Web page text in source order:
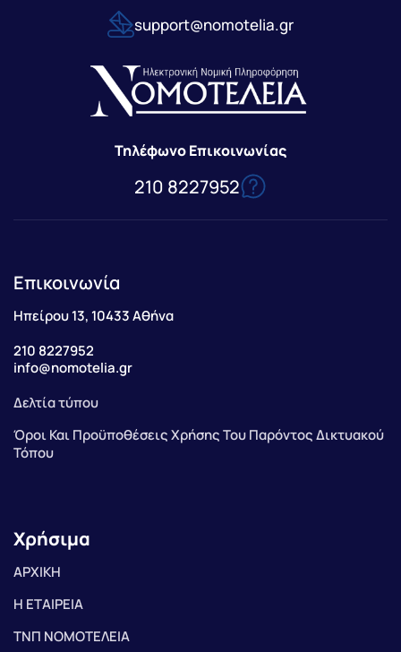
support@nomotelia.gr
Τηλέφωνο Επικοινωνίας
210 8227952
Επικοινωνία
Ηπείρου 13, 10433 Αθήνα
210 8227952
info@nomotelia.gr
Δελτία τύπου
Όροι Και Προϋποθέσεις Χρήσης Του Παρόντος Δικτυακού
Τόπου
Χρήσιμα
ΑΡΧΙΚΗ
Η ΕΤΑΙΡΕΙΑ
ΤΝΠ ΝΟΜΟΤΕΛΕΙΑ